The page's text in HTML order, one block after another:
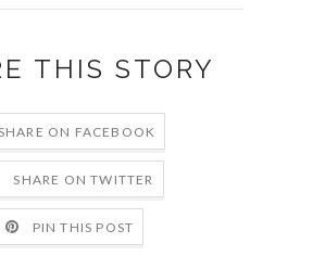
THIS STORY
ON FACEBOOK
SHARE ON TWITTER
PIN THIS POST